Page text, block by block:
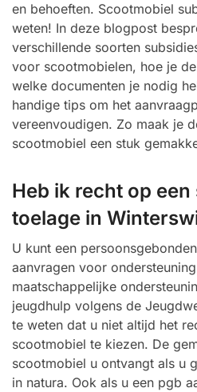
en behoeften. Scootmobiel
weten! In deze blogpost
verschillende soorten
voor scootmobielen, hoe je
welke documenten je nodig
handige tips om het
vereenvoudigen. Zo maak je
scootmobiel een stuk
Heb ik recht op
toelage in
U kunt een
aanvragen voor
maatschappelijke
jeugdhulp volgens de
te weten dat u niet altijd het
scootmobiel te kiezen. De
scootmobiel u ontvangt als u
in natura. Ook als u een pgb